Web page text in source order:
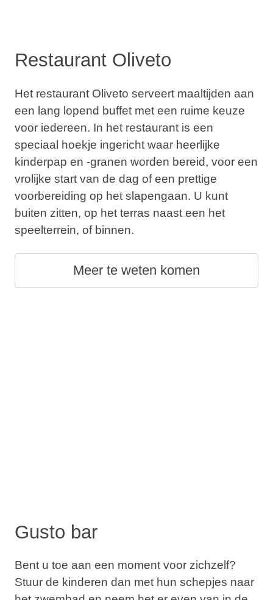
Restaurant Oliveto
Het restaurant Oliveto serveert maaltijden aan
een lang lopend buffet met een ruime keuze
voor iedereen. In het restaurant is een
speciaal hoekje ingericht waar heerlijke
kinderpap en -granen worden bereid, voor een
vrolijke start van de dag of een prettige
voorbereiding op het slapengaan. U kunt
buiten zitten, op het terras naast een het
speelterrein, of binnen.
Meer te weten komen
Gusto bar
Bent u toe aan een moment voor zichzelf?
Stuur de kinderen dan met hun schepjes naar